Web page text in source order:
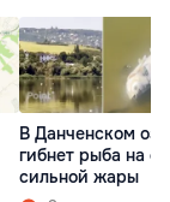
В Данченском
гибнет рыба на
сильной жары